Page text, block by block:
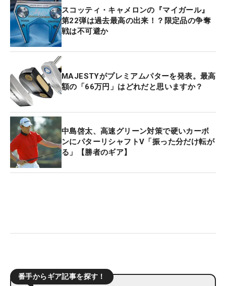
スコッティ・キャメロンの『マイガール』
第22弾は過去最高の出来！？限定品の争奪
戦は不可避か
MAJESTYがプレミアムパターを発表。最高
額の「66万円」はどれだと思いますか？
中島啓太、高速グリーン対策で硬いカーボ
ンにパターリシャフトV「振った分だけ転が
る」【勝者のギア】
番手からギア記事を探す！